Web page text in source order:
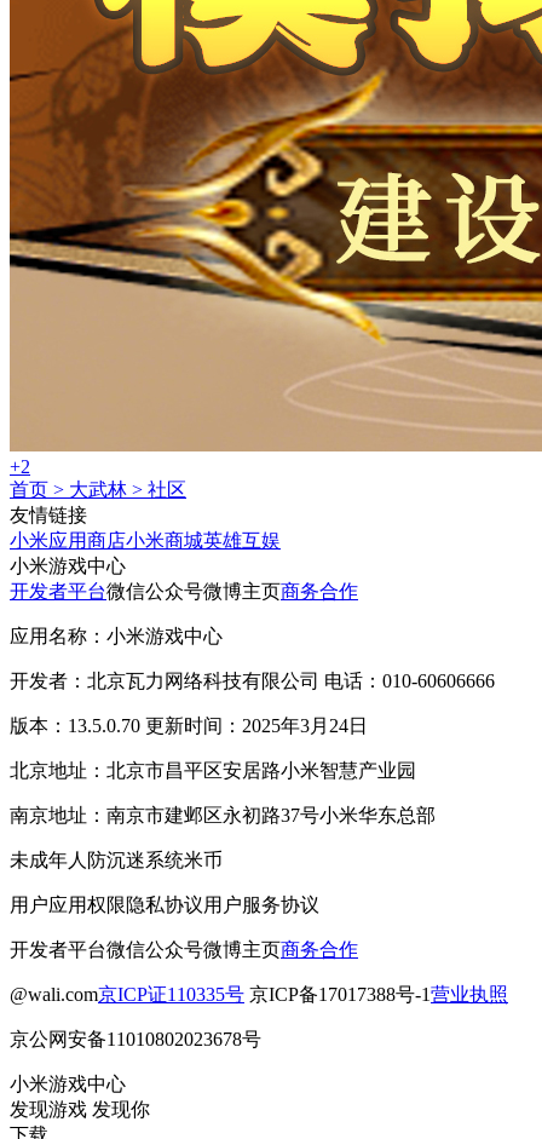
+2
首页 > 大武林 > 社区
友情链接
小米应用商店小米商城英雄互娱
小米游戏中心
开发者平台微信公众号微博主页商务合作
应用名称：小米游戏中心
开发者：北京瓦力网络科技有限公司 电话：010-60606666
版本：13.5.0.70 更新时间：2025年3月24日
北京地址：北京市昌平区安居路小米智慧产业园
南京地址：南京市建邺区永初路37号小米华东总部
未成年人防沉迷系统米币
用户应用权限隐私协议用户服务协议
开发者平台微信公众号微博主页商务合作
@wali.com京ICP证110335号 京ICP备17017388号-1营业执照
京公网安备11010802023678号
小米游戏中心
发现游戏 发现你
下载